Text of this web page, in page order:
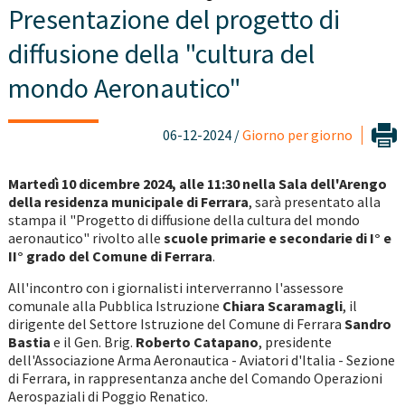
Presentazione del progetto di
diffusione della "cultura del
mondo Aeronautico"
06-12-2024 /Giorno per giorno
Martedì 10 dicembre 2024, alle 11:30 nella Sala dell'Arengo
della residenza municipale di Ferrara, sarà presentato alla
stampa il "Progetto di diffusione della cultura del mondo
aeronautico" rivolto alle scuole primarie e secondarie di I° e
II° grado del Comune di Ferrara.
All'incontro con i giornalisti interverranno l'assessore
comunale alla Pubblica Istruzione Chiara Scaramagli, il
dirigente del Settore Istruzione del Comune di Ferrara Sandro
Bastia e il Gen. Brig. Roberto Catapano, presidente
dell'Associazione Arma Aeronautica - Aviatori d'Italia - Sezione
di Ferrara, in rappresentanza anche del Comando Operazioni
Aerospaziali di Poggio Renatico.